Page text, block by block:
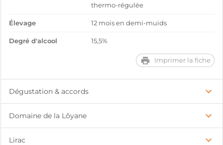
thermo-régulée
Élevage 12 mois en demi-muids
Degré d'alcool 15,5%
Imprimer la fiche
Dégustation & accords
Domaine de la Lôyane
Lirac